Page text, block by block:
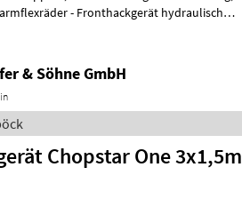
- Fronthackgerät hydraulisch
& Söhne GmbH
Chopstar One 3x1,5m